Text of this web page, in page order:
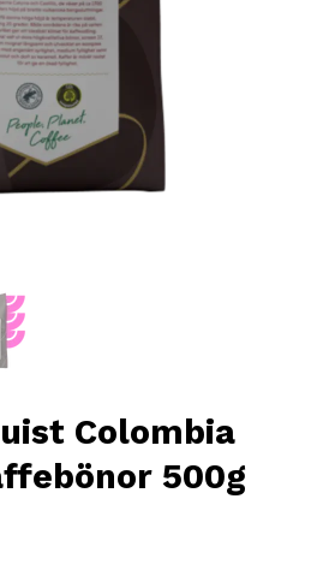
Colombia
500g